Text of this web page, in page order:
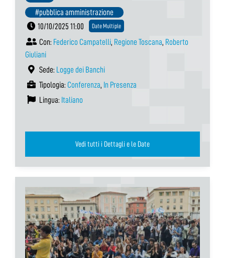
#pubblica amministrazione
10/10/2025 11:00
Date Multiple
Con: Federico Campatelli, Regione Toscana, Roberto
Giuliani
Sede: Logge dei Banchi
Tipologia: Conferenza, In Presenza
Lingua: Italiano
Vedi tutti i Dettagli e le Date